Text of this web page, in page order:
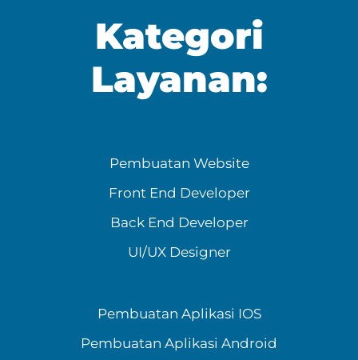
Kategori
Layanan:
Pembuatan Website
Front End Developer
Back End Developer
UI/UX Designer
Pembuatan Aplikasi IOS
Pembuatan Aplikasi Android